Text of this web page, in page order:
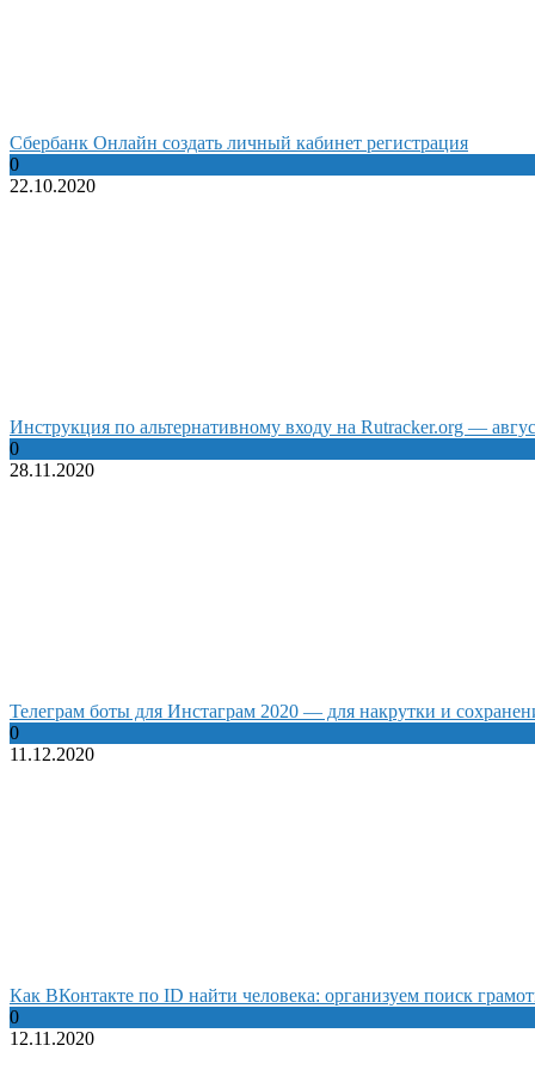
Сбербанк Онлайн создать личный кабинет регистрация
0
22.10.2020
Инструкция по альтернативному входу на Rutracker.org —
0
28.11.2020
Телеграм боты для Инстаграм 2020 — для накрутки и
0
11.12.2020
Как ВКонтакте по ID найти человека: организуем поиск
0
12.11.2020